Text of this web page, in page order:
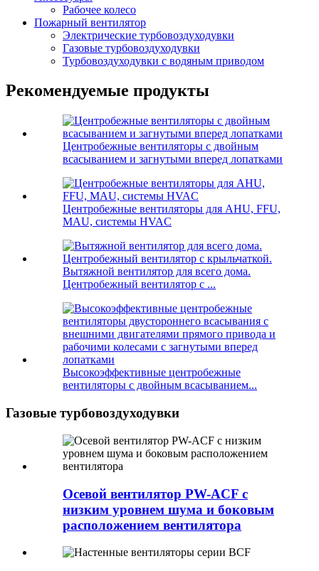
Рабочее колесо
Пожарный вентилятор
Электрические турбовоздуходувки
Газовые турбовоздуходувки
Турбовоздуходувки с водяным приводом
Рекомендуемые продукты
Центробежные вентиляторы с двойным
всасыванием и загнутыми вперед лопатками
Центробежные вентиляторы для AHU, FFU,
MAU, системы HVAC
Вытяжной вентилятор для всего дома.
Центробежный вентилятор с ...
Высокоэффективные центробежные
вентиляторы с двойным всасыванием...
Газовые турбовоздуходувки
Осевой вентилятор PW-ACF с
низким уровнем шума и боковым
расположением вентилятора